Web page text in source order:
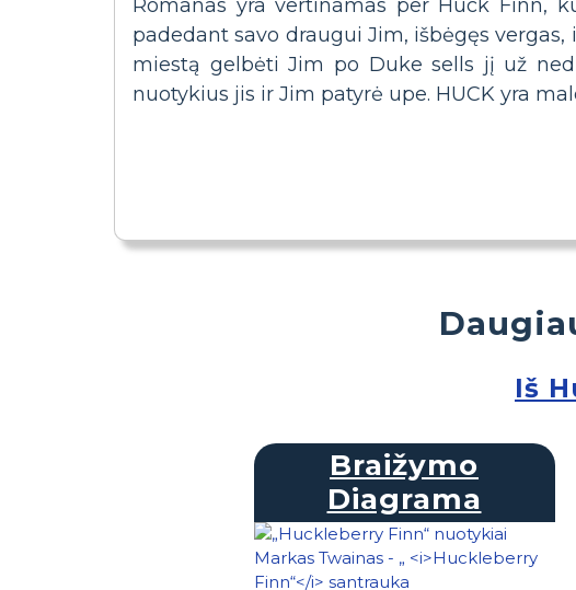
Romanas yra vertinamas per Huck Finn,
padedant savo draugui Jim, išbėgęs
miestą gelbėti Jim po Duke sells jį už
nuotykius jis ir Jim patyrė upe. HUCK yra
Iš
Braižymo
Diagrama